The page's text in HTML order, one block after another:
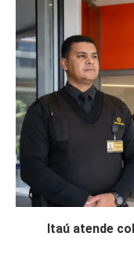
Itaú atende